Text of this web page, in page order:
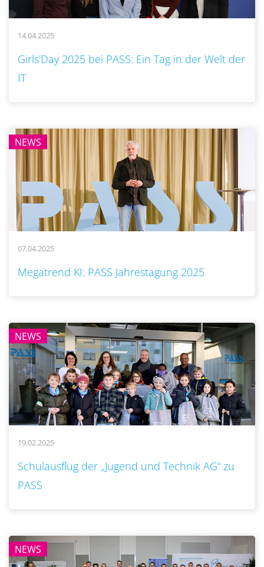
14.04.2025
Girls'Day 2025 bei PASS: Ein Tag in der Welt der
IT
NEWS
07.04.2025
Megatrend KI: PASS Jahrestagung 2025
NEWS
19.02.2025
Schulausflug der „Jugend und Technik AG“ zu
PASS
NEWS